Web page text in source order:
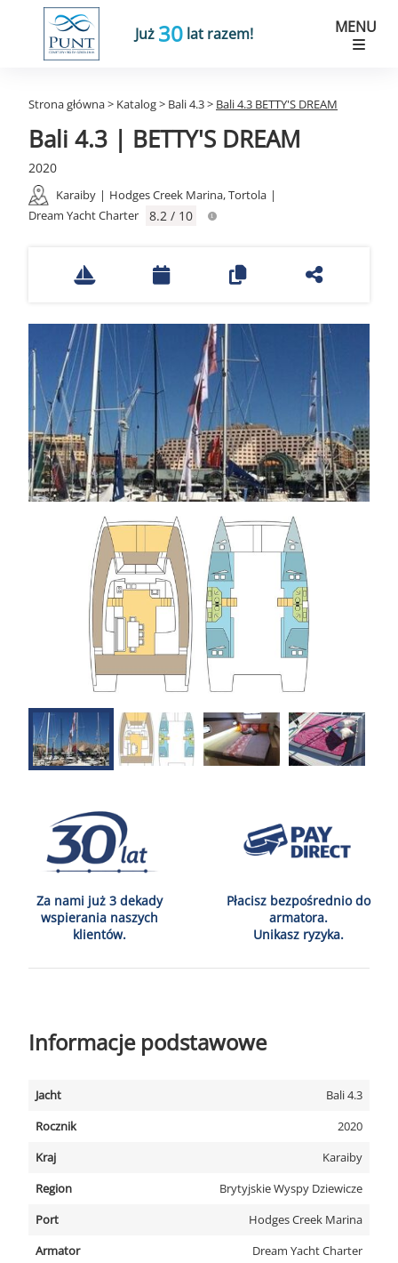
Już 30 lat razem! MENU
Strona główna> Katalog> Bali 4.3> Bali 4.3 BETTY'S DREAM
Bali 4.3 | BETTY'S DREAM
2020
Karaiby | Hodges Creek Marina, Tortola |
Dream Yacht Charter
8.2 / 10
Za nami już 3 dekady
wspierania naszych
klientów.
Płacisz bezpośrednio do
armatora.
Unikasz ryzyka.
Informacje podstawowe
Jacht
Bali 4.3
Rocznik
2020
Kraj
Karaiby
Region
Brytyjskie Wyspy Dziewicze
Port
Hodges Creek Marina
Armator
Dream Yacht Charter